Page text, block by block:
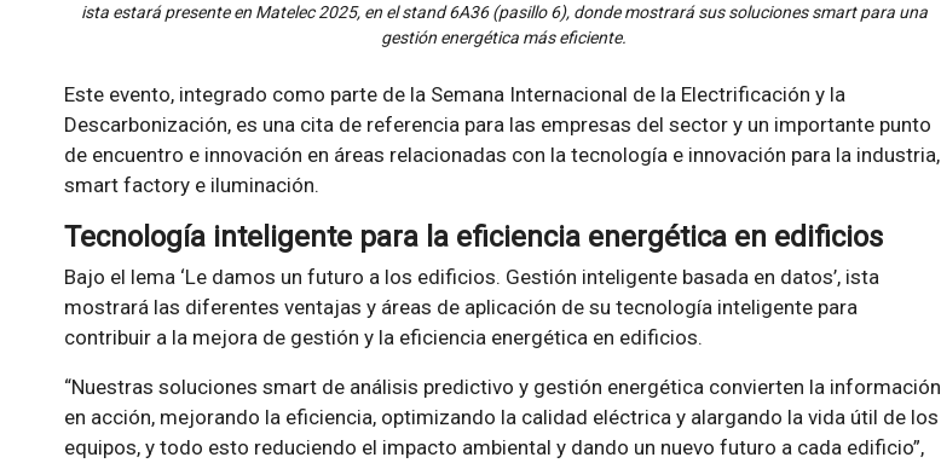
ista estará presente en Matelec 2025, en el stand 6A36 (pasillo 6), donde mostrará sus soluciones smart para una
gestión energética más eficiente.
Este evento, integrado como parte de la Semana Internacional de la Electrificación y la
Descarbonización, es una cita de referencia para las empresas del sector y un importante punto
de encuentro e innovación en áreas relacionadas con la tecnología e innovación para la industria,
smart factory e iluminación.
Tecnología inteligente para la eficiencia energética en edificios
Bajo el lema ‘Le damos un futuro a los edificios. Gestión inteligente basada en datos’, ista
mostrará las diferentes ventajas y áreas de aplicación de su tecnología inteligente para
contribuir a la mejora de gestión y la eficiencia energética en edificios.
“Nuestras soluciones smart de análisis predictivo y gestión energética convierten la información
en acción, mejorando la eficiencia, optimizando la calidad eléctrica y alargando la vida útil de los
equipos, y todo esto reduciendo el impacto ambiental y dando un nuevo futuro a cada edificio”,